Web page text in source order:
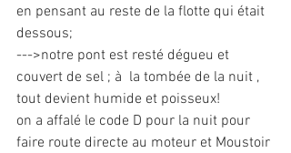
en pensant au reste de la flotte qui était
dessous;
--->notre pont est resté dégueu et
couvert de sel ; à  la tombée de la nuit ,
tout devient humide et poisseux!
on a affalé le code D pour la nuit pour
faire route directe au moteur et Moustoir